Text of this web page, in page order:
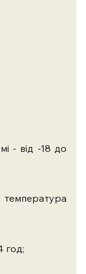
- від -18 до
год;